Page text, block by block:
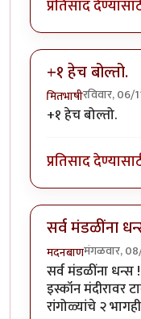
प्रतिसाद
+१ हेच बोल्तो.
मितभाषीरविवार, 06/
+१ हेच बोल्तो.
प्रतिसाद
सर्व मंडळींना
मदनबाणमंगळवार,
सर्व मंडळींना धन्स
इस्कॉन मंदीरावर
रांगोळ्यांचे २